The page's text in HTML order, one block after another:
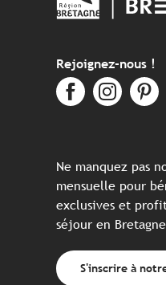
Rejoignez-nous !
Ne manquez pas
mensuelle pour
exclusives et
séjour en
S'inscrire à